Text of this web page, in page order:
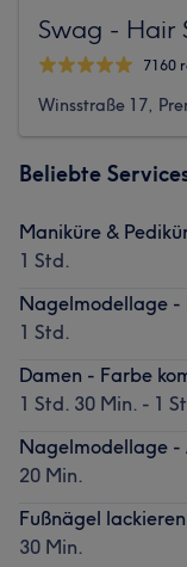
Swag - Hair
7160
Winsstraße 17,
Beliebte
Maniküre &
1 Std.
Nagelmodellage -
1 Std.
Damen - Farbe
1 Std. 30 Min. - 1
Nagelmodellage -
20 Min.
Fußnägel
30 Min.